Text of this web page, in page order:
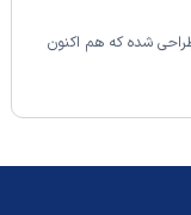
شده که هم اکنون